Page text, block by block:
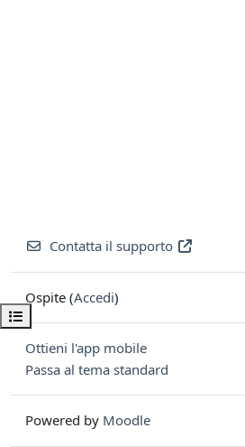
Apri indice del corso
Contatta il supporto
Ospite (Accedi)
Ottieni l'app mobile
Passa al tema standard
Powered by Moodle